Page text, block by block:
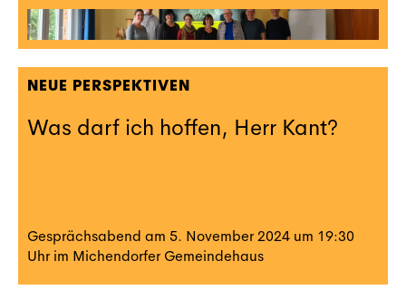
NEUE PERSPEKTIVEN
Was darf ich hoffen, Herr Kant?
Gesprächsabend am 5. November 2024 um 19:30
Uhr im Michendorfer Gemeindehaus